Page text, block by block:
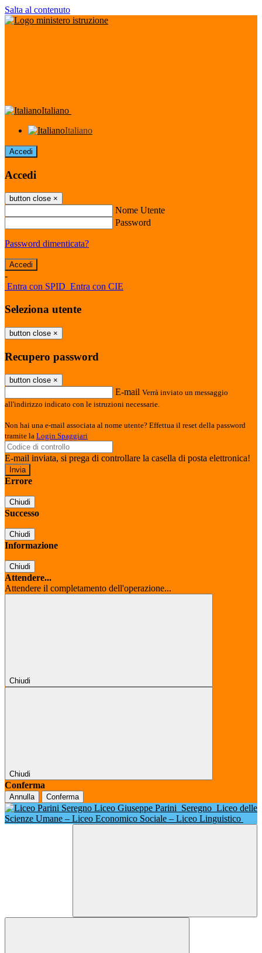
Salta al contenuto
Italiano
Italiano
Accedi
Accedi
button close ×
Nome Utente
Password
Password dimenticata?
-
Entra con SPID Entra con CIE
Seleziona utente
button close ×
Recupero password
button close ×
E-mail Verrà inviato un messaggio
all'indirizzo indicato con le istruzioni necessarie.
Non hai una e-mail associata al nome utente? Effettua il reset della password
tramite la Login Spaggiari
E-mail inviata, si prega di controllare la casella di posta elettronica!
Errore
Chiudi
Successo
Chiudi
Informazione
Chiudi
Attendere...
Attendere il completamento dell'operazione...
Chiudi
Chiudi
Conferma
Annulla Conferma
Liceo Giuseppe Parini Seregno Liceo delle
Scienze Umane – Liceo Economico Sociale – Liceo Linguistico